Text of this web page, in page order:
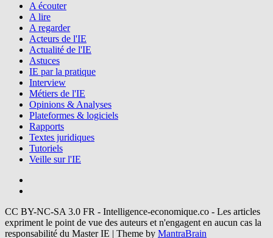
A écouter
A lire
A regarder
Acteurs de l'IE
Actualité de l'IE
Astuces
IE par la pratique
Interview
Métiers de l'IE
Opinions & Analyses
Plateformes & logiciels
Rapports
Textes juridiques
Tutoriels
Veille sur l'IE
CC BY-NC-SA 3.0 FR - Intelligence-economique.co - Les articles
expriment le point de vue des auteurs et n'engagent en aucun cas la
responsabilité du Master IE | Theme by MantraBrain